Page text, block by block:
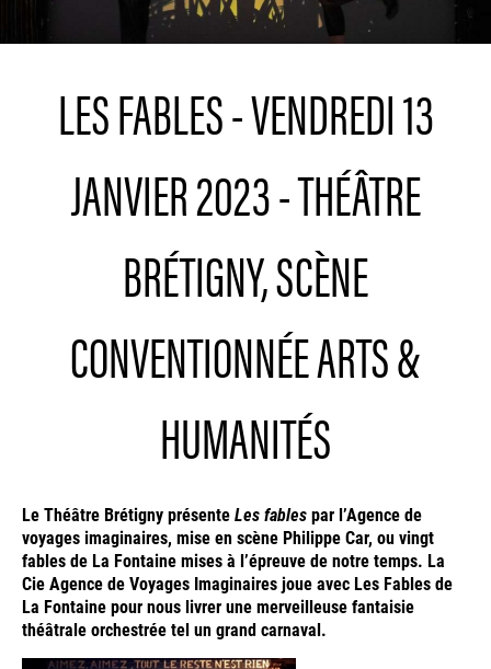
LES FABLES - VENDREDI 13
JANVIER 2023 - THÉÂTRE
BRÉTIGNY, SCÈNE
CONVENTIONNÉE ARTS &
HUMANITÉS
Le Théâtre Brétigny présenteLes fablespar l’Agence de
voyages imaginaires, mise en scène Philippe Car, ou vingt
fables de La Fontaine mises à l’épreuve de notre temps. La
Cie Agence de Voyages Imaginaires joue avec Les Fables de
La Fontaine pour nous livrer une merveilleuse fantaisie
théâtrale orchestrée tel un grand carnaval.